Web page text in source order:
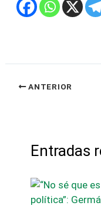
ANTERIOR
Entradas